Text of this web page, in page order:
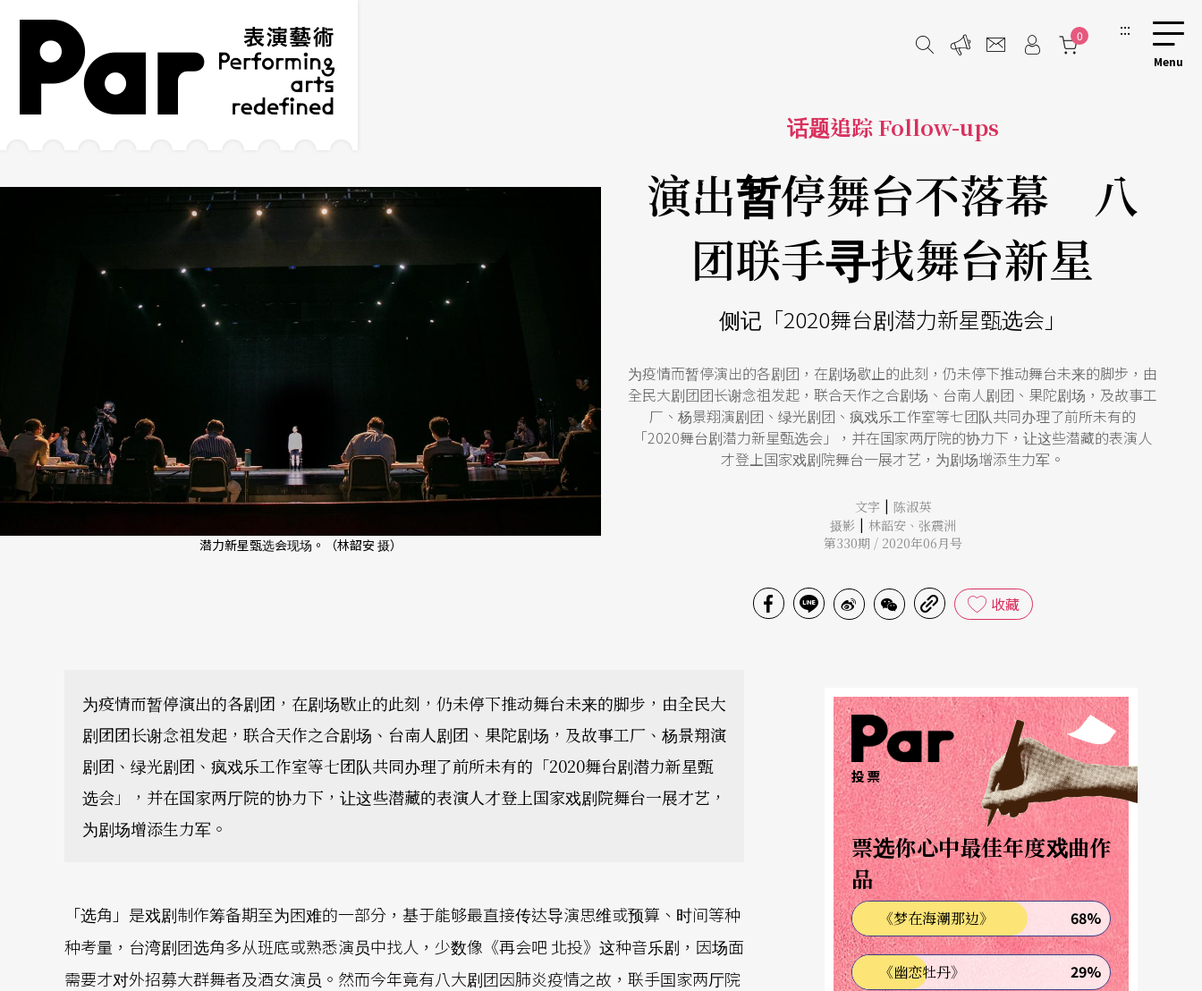
跳到主要内容区块
网站导览
0 :::
潜力新星甄选会现场。（林韶安 摄）
话题追踪 Follow-ups
演出暂停舞台不落幕 八
团联手寻找舞台新星
侧记「2020舞台剧潜力新星甄选会」
为疫情而暂停演出的各剧团，在剧场歇止的此刻，仍未停下推动舞台未来的脚步，由
全民大剧团团长谢念祖发起，联合天作之合剧场、台南人剧团、果陀剧场，及故事工
厂、杨景翔演剧团、绿光剧团、疯戏乐工作室等七团队共同办理了前所未有的
「2020舞台剧潜力新星甄选会」，并在国家两厅院的协力下，让这些潜藏的表演人
才登上国家戏剧院舞台一展才艺，为剧场增添生力军。
文字 | 陈淑英
摄影 | 林韶安、 张震洲
第330期 / 2020年06月号
收藏
为疫情而暂停演出的各剧团，在剧场歇止的此刻，仍未停下推动舞台未来的脚步，由全民大
剧团团长谢念祖发起，联合天作之合剧场、台南人剧团、果陀剧场，及故事工厂、杨景翔演
剧团、绿光剧团、疯戏乐工作室等七团队共同办理了前所未有的「2020舞台剧潜力新星甄
选会」，并在国家两厅院的协力下，让这些潜藏的表演人才登上国家戏剧院舞台一展才艺，
为剧场增添生力军。
「选角」是戏剧制作筹备期至为困难的一部分，基于能够最直接传达导演思维或预算、时间等种
种考量，台湾剧团选角多从班底或熟悉演员中找人，少数像《再会吧 北投》这种音乐剧，因场面
需要才对外招募大群舞者及酒女演员。然而今年竟有八大剧团因肺炎疫情之故，联手国家两厅院
投票
票选你心中最佳年度戏曲作
品
《梦在海潮那边》 68%
《幽恋牡丹》 29%